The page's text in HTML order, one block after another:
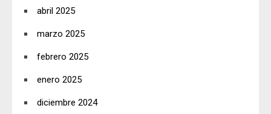
abril 2025
marzo 2025
febrero 2025
enero 2025
diciembre 2024